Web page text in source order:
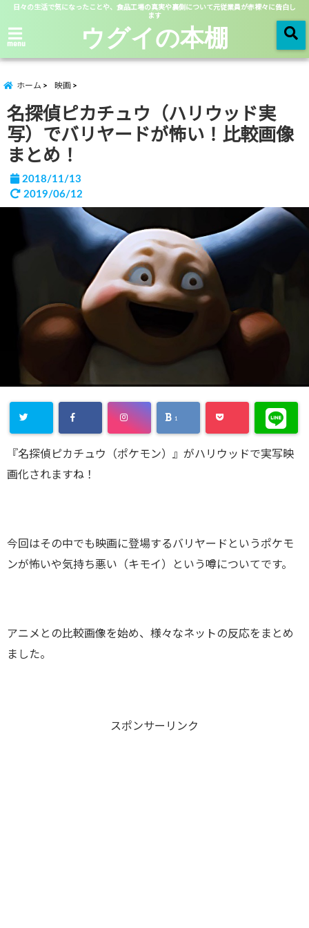
日々の生活で気になったことや、食品工場の真実や裏側について元従業員が赤裸々に告白し
ます
menu ウグイの本棚
ホーム 映画
名探偵ピカチュウ（ハリウッド実
写）でバリヤードが怖い！比較画像
まとめ！
2018/11/13
2019/06/12
1
『名探偵ピカチュウ（ポケモン）』がハリウッドで実写映
画化されますね！
今回はその中でも映画に登場するバリヤードというポケモ
ンが怖いや気持ち悪い（キモイ）という噂についてです。
アニメとの比較画像を始め、様々なネットの反応をまとめ
ました。
スポンサーリンク